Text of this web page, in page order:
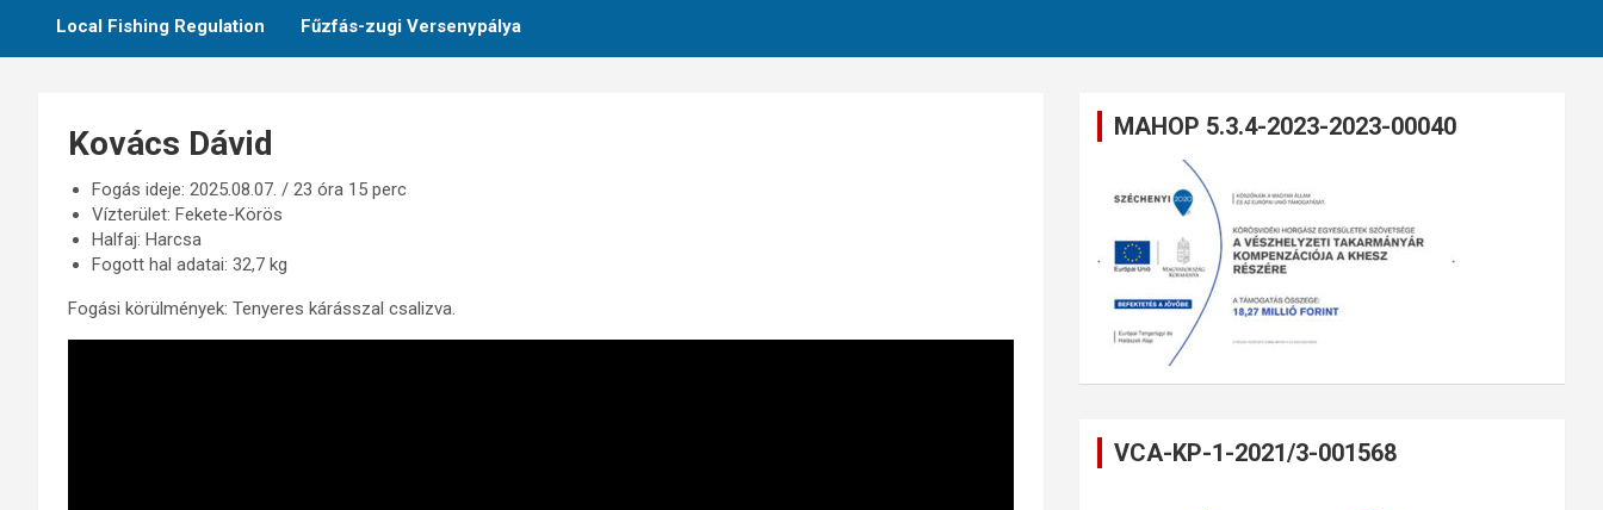
Local Fishing Regulation Fűzfás-zugi Versenypálya
Kovács Dávid
Fogás ideje: 2025.08.07. / 23 óra 15 perc
Vízterület: Fekete-Körös
Halfaj: Harcsa
Fogott hal adatai: 32,7 kg
Fogási körülmények: Tenyeres kárásszal csalizva.
MAHOP 5.3.4-2023-2023-00040
VCA-KP-1-2021/3-001568